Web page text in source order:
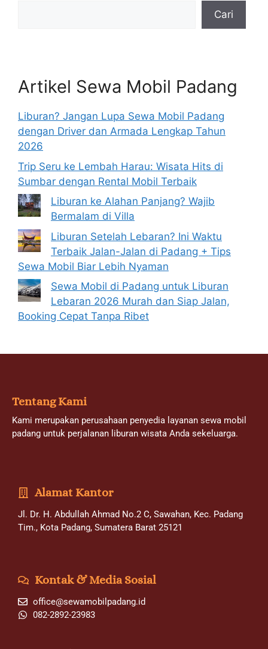
Cari
Artikel Sewa Mobil Padang
Liburan? Jangan Lupa Sewa Mobil Padang
dengan Driver dan Armada Lengkap Tahun
2026
Trip Seru ke Lembah Harau: Wisata Hits di
Sumbar dengan Rental Mobil Terbaik
Liburan ke Alahan Panjang? Wajib
Bermalam di Villa
Liburan Setelah Lebaran? Ini Waktu
Terbaik Jalan-Jalan di Padang + Tips
Sewa Mobil Biar Lebih Nyaman
Sewa Mobil di Padang untuk Liburan
Lebaran 2026 Murah dan Siap Jalan,
Booking Cepat Tanpa Ribet
Tentang Kami
Kami merupakan perusahaan penyedia layanan sewa mobil
padang untuk perjalanan liburan wisata Anda sekeluarga.
Alamat Kantor
Jl. Dr. H. Abdullah Ahmad No.2 C, Sawahan, Kec. Padang
Tim., Kota Padang, Sumatera Barat 25121
Kontak & Media Sosial
office@sewamobilpadang.id
082-2892-23983